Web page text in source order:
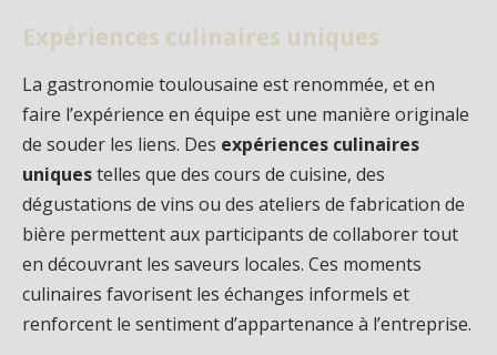
Expériences culinaires uniques
La gastronomie toulousaine est renommée, et en
faire l’expérience en équipe est une manière originale
de souder les liens. Des expériences culinaires
uniquestelles que des cours de cuisine, des
dégustations de vins ou des ateliers de fabrication de
bière permettent aux participants de collaborer tout
en découvrant les saveurs locales. Ces moments
culinaires favorisent les échanges informels et
renforcent le sentiment d’appartenance à l’entreprise.